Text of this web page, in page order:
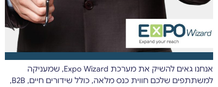
אנחנו גאים להשיק את מערכת Expo Wizard, שמעניקה
למשתתפים שלכם חווית כנס מלאה, כולל שידורים חיים, B2B,